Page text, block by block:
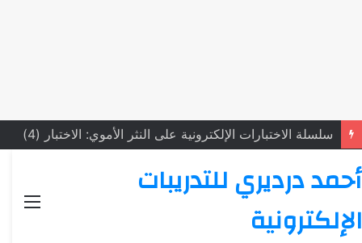
سلسلة الاختبارات الإلكترونية على النثر الأموي: الاختبار (4)
أحمد درديري للتدريبات
الإلكترونية